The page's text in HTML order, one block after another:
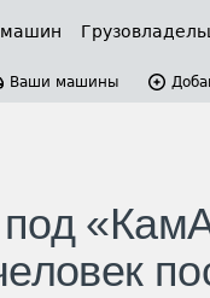
Ваши машины